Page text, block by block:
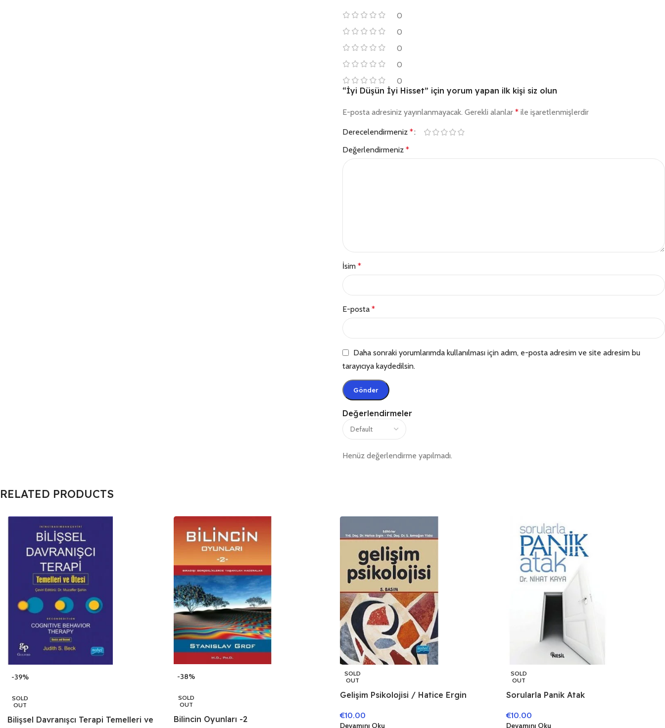
0
0
0
0
0
Değerlendirmeler
Henüz değerlendirme yapılmadı.
“İyi Düşün İyi Hisset” için yorum yapan ilk kişi siz olun
E-posta adresiniz yayınlanmayacak. Gerekli alanlar * ile işaretlenmişlerdir
Derecelendirmeniz *
Değerlendirmeniz *
İsim *
E-posta *
Daha sonraki yorumlarımda kullanılması için adım, e-posta adresim ve site adresim bu
tarayıcıya kaydedilsin.
RELATED PRODUCTS
-39%
SOLD
OUT
Bilişsel Davranışcı Terapi Temelleri ve
-38%
SOLD
OUT
Bilincin Oyunları -2
SOLD
OUT
Gelişim Psikolojisi / Hatice Ergin
€10.00
Devamını Oku
SOLD
OUT
Sorularla Panik Atak
€10.00
Devamını Oku